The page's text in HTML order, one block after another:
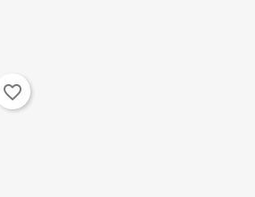
favorite_border